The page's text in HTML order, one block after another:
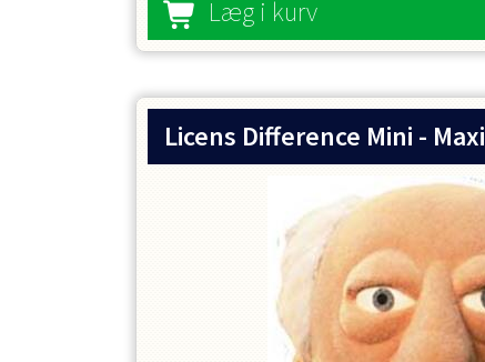
Læg i kurv
Licens Difference Mini - Maxi